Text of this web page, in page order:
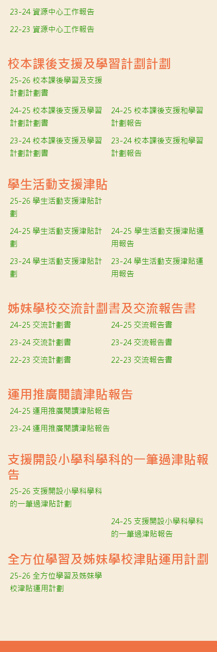
23-24 資源中心工作報告
22-23 資源中心工作報告
校本課後支援及學習計劃計劃
25-26 校本課後學習及支援
計劃計劃書
24-25 校本課後支援及學習
計劃計劃書
24-25 校本課後支援和學習
計劃報告
23-24 校本課後支援及學習
計劃計劃書
23-24 校本課後支援和學習
計劃報告
學生活動支援津貼
25-26 學生活動支援津貼計
劃
24-25 學生活動支援津貼計
劃
24-25 學生活動支援津貼運
用報告
23-24 學生活動支援津貼計
劃
23-24 學生活動支援津貼運
用報告
姊妹學校交流計劃書及交流報告書
24-25 交流計劃書
24-25 交流報告書
23-24 交流計劃書
23-24 交流報告書
22-23 交流計劃書
22-23 交流報告書
運用推廣閱讀津貼報告
24-25 運用推廣閱讀津貼報告
23-24 運用推廣閱讀津貼報告
支援開設小學科學科的一筆過津貼報
告
25-26 支援開設小學科學科
的一筆過津貼計劃
24-25 支援開設小學科學科
的一筆過津貼報告
全方位學習及姊妹學校津貼運用計劃
25-26 全方位學習及姊妹學
校津貼運用計劃